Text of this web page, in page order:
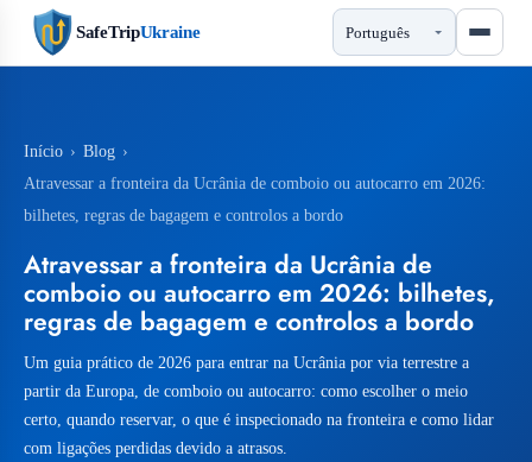
SafeTripUkraine
Início › Blog ›
Atravessar a fronteira da Ucrânia de comboio ou autocarro em 2026:
bilhetes, regras de bagagem e controlos a bordo
Atravessar a fronteira da Ucrânia de
comboio ou autocarro em 2026: bilhetes,
regras de bagagem e controlos a bordo
Um guia prático de 2026 para entrar na Ucrânia por via terrestre a
partir da Europa, de comboio ou autocarro: como escolher o meio
certo, quando reservar, o que é inspecionado na fronteira e como lidar
com ligações perdidas devido a atrasos.